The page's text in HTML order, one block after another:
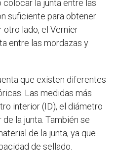
la junta entre las
suficiente para obtener
otro lado, el Vernier
entre las mordazas y
que existen diferentes
Las medidas más
interior (ID), el diámetro
la junta. También se
de la junta, ya que
de sellado.